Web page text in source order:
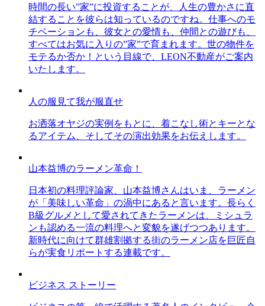
時間の長い”家”に投資することが、人生の豊かさに直
結することを彼らは知っているのですね。仕事へのモ
チベーションも、彼女との愛情も、仲間との遊びも、
すべてはお気に入りの”家”で育まれます。世の物件を
モテるか否か！という目線で、LEON不動産がご案内
いたします。
人の服見て我が服直せ
お洒落オヤジの実例をもとに、着こなし術とキーとな
るアイテム、そしてその演出効果をお伝えします。
山本益博のラーメン革命！
日本初の料理評論家、山本益博さんはいま、ラーメン
が「美味しい革命」の渦中にあると言います。長らく
B級グルメとして愛されてきたラーメンは、ミシュラ
ンも認める一流の料理へと変貌を遂げつつあります。
新時代に向けて群雄割拠する街のラーメン店を巨匠自
らが実食リポートする連載です。
ビジネス ストーリー